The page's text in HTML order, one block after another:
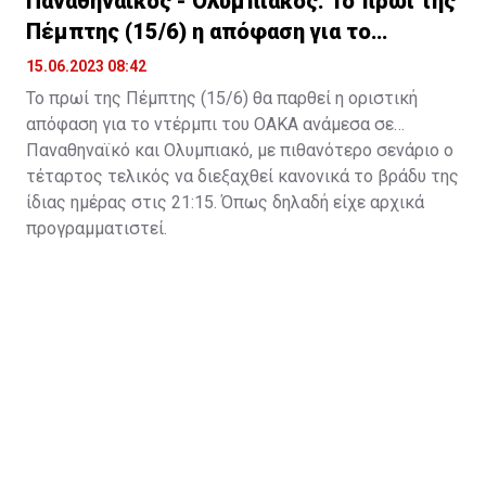
Πέμπτης (15/6) η απόφαση για το
ντέρμπι
15.06.2023 08:42
Το πρωί της Πέμπτης (15/6) θα παρθεί η οριστική
απόφαση για το ντέρμπι του ΟΑΚΑ ανάμεσα σε
Παναθηναϊκό και Ολυμπιακό, με πιθανότερο σενάριο ο
τέταρτος τελικός να διεξαχθεί κανονικά το βράδυ της
ίδιας ημέρας στις 21:15. Όπως δηλαδή είχε αρχικά
προγραμματιστεί.